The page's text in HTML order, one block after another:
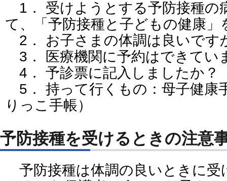
1． 受けようとする予防接種の
て、「予防接種と子どもの健康
2． お子さまの体調は良いです
3． 医療機関に予約はできてい
4． 予診票に記入しましたか？
5． 持って行くもの：母子健康
りっこ手帳）
予防接種を受けるときの注意
予防接種は体調の良いときに受